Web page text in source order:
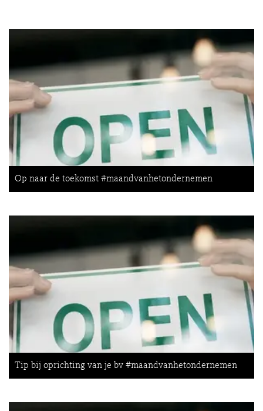
Op naar de toekomst #maandvanhetondernemen
Tip bij oprichting van je bv #maandvanhetondernemen